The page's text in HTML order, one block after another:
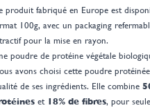
produit fabriqué en Europe est
100g, avec un packaging
pour la mise en rayon.
poudre de protéine végétale
avons choisi cette poudre
de ses ingrédients. Elle combine
et 18% de fibres, pour